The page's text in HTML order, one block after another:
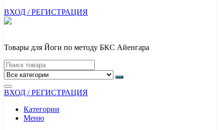
ВХОД / РЕГИСТРАЦИЯ
Товары для Йоги по методу БКС Айенгара
ВХОД / РЕГИСТРАЦИЯ
Категории
Меню